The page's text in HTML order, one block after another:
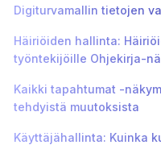
Digiturvamallin tietojen
Häiriöiden hallinta:
työntekijöille Ohjekirja-
Kaikki tapahtumat -
tehdyistä muutoksista
Käyttäjähallinta: Kuinka